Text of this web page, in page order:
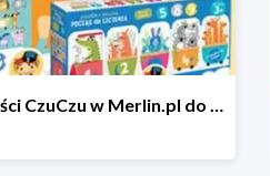
Nowości CzuCzu w Merlin.pl do -45%